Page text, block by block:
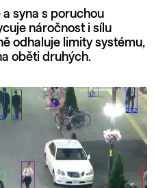
syna s poruchou
náročnost i sílu
odhaluje limity systému,
oběti druhých.